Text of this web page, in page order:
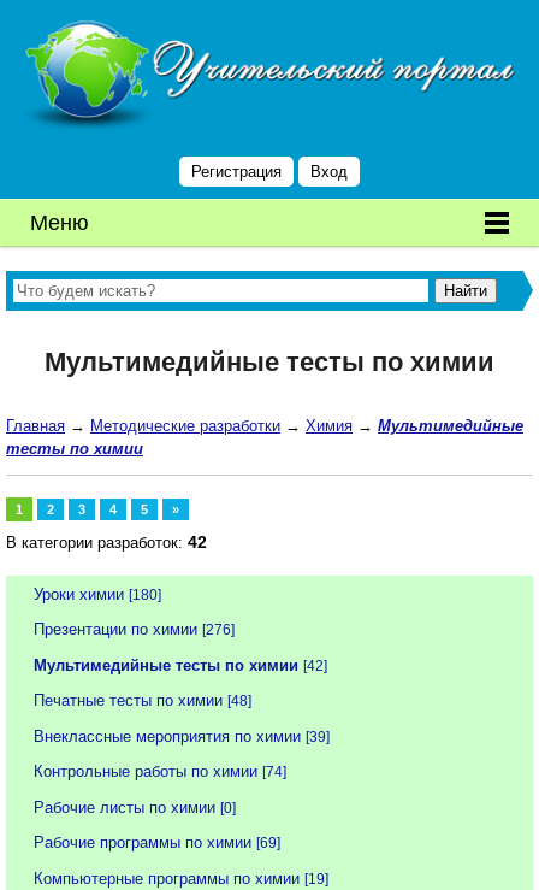
Регистрация Вход
Меню
Мультимедийные тесты по химии
Главная → Методические разработки → Химия → Мультимедийные
тесты по химии
1 2 3 4 5 »
В категории разработок: 42
Уроки химии [180]
Презентации по химии [276]
Мультимедийные тесты по химии [42]
Печатные тесты по химии [48]
Внеклассные мероприятия по химии [39]
Контрольные работы по химии [74]
Рабочие листы по химии [0]
Рабочие программы по химии [69]
Компьютерные программы по химии [19]